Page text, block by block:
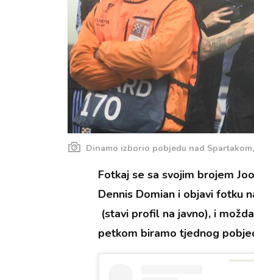
Dinamo izborio pobjedu nad
Fotkaj se sa svojim brojem
Dennis Domian i objavi fotku
(stavi profil na javno), i
petkom biramo tjednog